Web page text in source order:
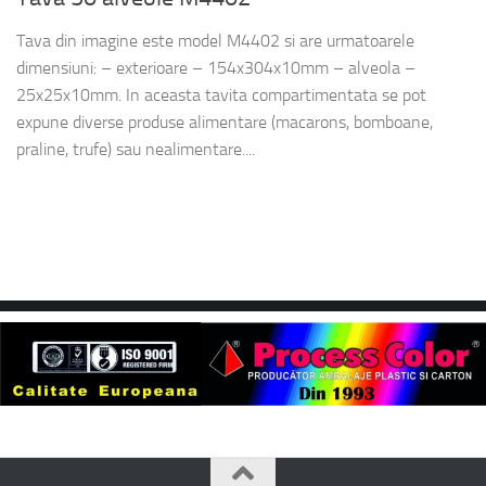
Tava din imagine este model M4402 si are urmatoarele
dimensiuni: – exterioare – 154x304x10mm – alveola –
25x25x10mm. In aceasta tavita compartimentata se pot
expune diverse produse alimentare (macarons, bomboane,
praline, trufe) sau nealimentare....